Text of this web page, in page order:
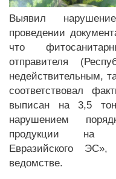
Выявил
проведении
что
отправителя
недействительным,
соответствовал
выписан на 3,5
нарушением
продукции на
Евразийского
ведомстве.